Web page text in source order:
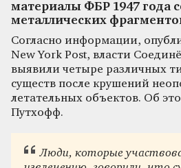
материалы ФБР 1947 года
металлических
Согласно информации,
New York Post, власти
выявили четыре различных
существ после крушений
летательных объектов. Об
Путхофф.
Люди, которые